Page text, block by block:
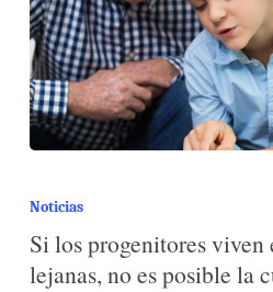
Noticias
Si los progenitores viven
lejanas, no es posible la